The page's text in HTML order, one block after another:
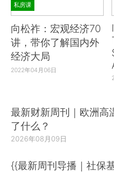
私房课
向松祚：宏观经济70
讲，带你了解国内外
经济大局
2022年04月06日
最新财新周刊｜欧洲高
了什么？
2026年08月09日
{{最新周刊导播｜社保